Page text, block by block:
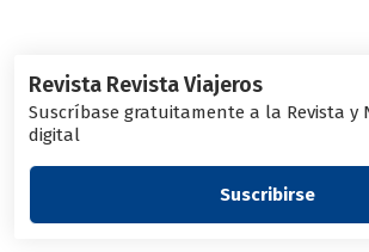
Revista Revista Viajeros
Suscríbase gratuitamente a la Revista y
digital
Suscribirse